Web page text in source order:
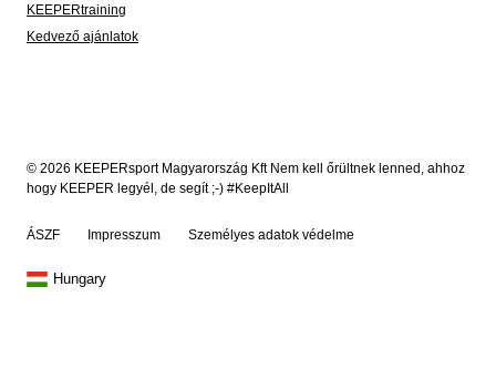
KEEPERtraining
Kedvező ajánlatok
© 2026 KEEPERsport Magyarország Kft Nem kell őrültnek lenned, ahhoz
hogy KEEPER legyél, de segít ;-) #KeepItAll
ÁSZF Impresszum Személyes adatok védelme
Hungary